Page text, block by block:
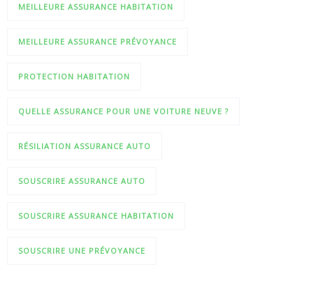
MEILLEURE ASSURANCE HABITATION
MEILLEURE ASSURANCE PRÉVOYANCE
PROTECTION HABITATION
QUELLE ASSURANCE POUR UNE VOITURE NEUVE ?
RÉSILIATION ASSURANCE AUTO
SOUSCRIRE ASSURANCE AUTO
SOUSCRIRE ASSURANCE HABITATION
SOUSCRIRE UNE PRÉVOYANCE